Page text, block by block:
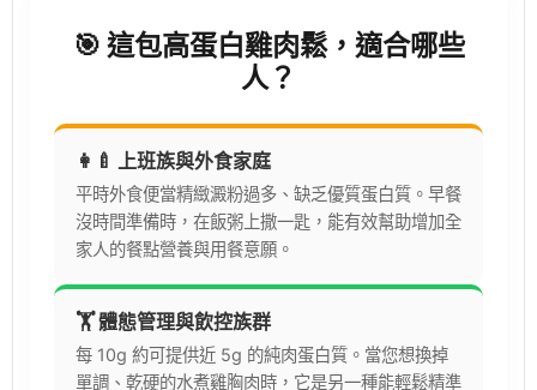
🎯 這包高蛋白雞肉鬆，適合哪些
人？
👩‍🍼 上班族與外食家庭
平時外食便當精緻澱粉過多、缺乏優質蛋白質。早餐
沒時間準備時，在飯粥上撒一匙，能有效幫助增加全
家人的餐點營養與用餐意願。
🏋️ 體態管理與飲控族群
每 10g 約可提供近 5g 的純肉蛋白質。當您想換掉
單調、乾硬的水煮雞胸肉時，它是另一種能輕鬆精準